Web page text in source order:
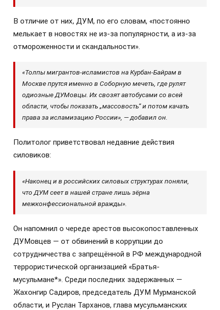
В отличие от них, ДУМ, по его словам, «постоянно
мелькает в новостях не из-за популярности, а из-за
отмороженности и скандальности».
«Толпы мигрантов-исламистов на Курбан-Байрам в
Москве прутся именно в Соборную мечеть, где рулят
одиозные ДУМовцы. Их свозят автобусами со всей
области, чтобы показать „массовость“ и потом качать
права за исламизацию России», — добавил он.
Политолог приветствовал недавние действия
силовиков:
«Наконец и в российских силовых структурах поняли,
что ДУМ сеет в нашей стране лишь зёрна
межконфессиональной вражды».
Он напомнил о череде арестов высокопоставленных
ДУМовцев — от обвинений в коррупции до
сотрудничества с запрещённой в РФ международной
террористической организацией «Братья-
мусульмане*». Среди последних задержанных —
Жахонгир Садиров, председатель ДУМ Мурманской
области, и Руслан Тарханов, глава мусульманских